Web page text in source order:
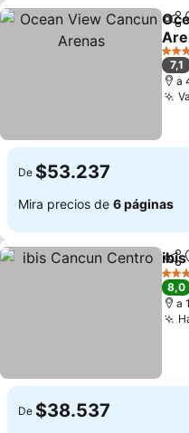
Ver
3
7,1
a
De $53.237
Mira precios de 6 páginas
3
8,0
a
De $38.537